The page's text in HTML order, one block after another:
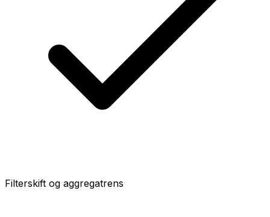
Filterskift og aggregatrens